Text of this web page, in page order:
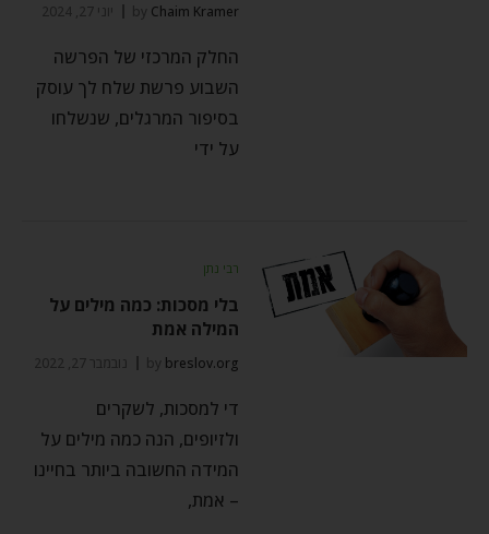
by Chaim Kramer יוני 27, 2024
החלק המרכזי של הפרשה
השבוע פרשת שלח לך עוסק
בסיפור המרגלים, שנשלחו
על ידי
רבי נתן
בלי מסכות: כמה מילים על
המילה אמת
by breslov.org נובמבר 27, 2022
די למסכות, לשקרים
ולזיופים, הנה כמה מילים על
המידה החשובה ביותר בחיינו
– אמת,